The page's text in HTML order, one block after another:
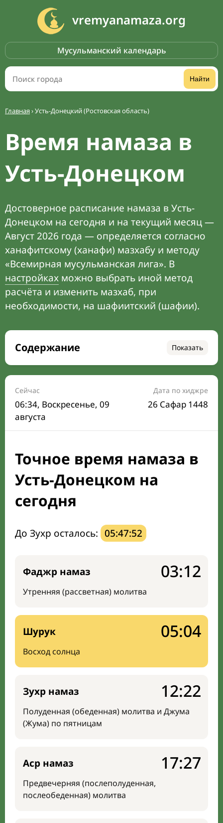
vremyanamaza.org
Мусульманский календарь
Найти
Главная›Усть-Донецкий (Ростовская область)
Время намаза в
Усть-Донецком
Достоверное расписание намаза в Усть-
Донецком на сегодня и на текущий месяц —
Август 2026 года — определяется согласно
ханафитскому (ханафи) мазхабу и методу
«Всемирная мусульманская лига». В
настройках можно выбрать иной метод
расчёта и изменить мазхаб, при
необходимости, на шафиитский (шафии).
Содержание Показать
Время намаза на сегодня
Расписание на месяц
Время Сухура и Ифтара на сегодня
Календарь рамадана
Направление киблы
Сейчас
06:34, Воскресенье, 09
августа
Дата по хиджре
26 Сафар 1448
Точное время намаза в
Усть-Донецком на
сегодня
До Зухр осталось: 05:47:51
Фаджр намаз
Утренняя (рассветная) молитва
03:12
Шурук
Восход солнца
05:04
Зухр намаз
Полуденная (обеденная) молитва и Джума
(Жума) по пятницам
12:22
Аср намаз
Предвечерняя (послеполуденная,
послеобеденная) молитва
17:27